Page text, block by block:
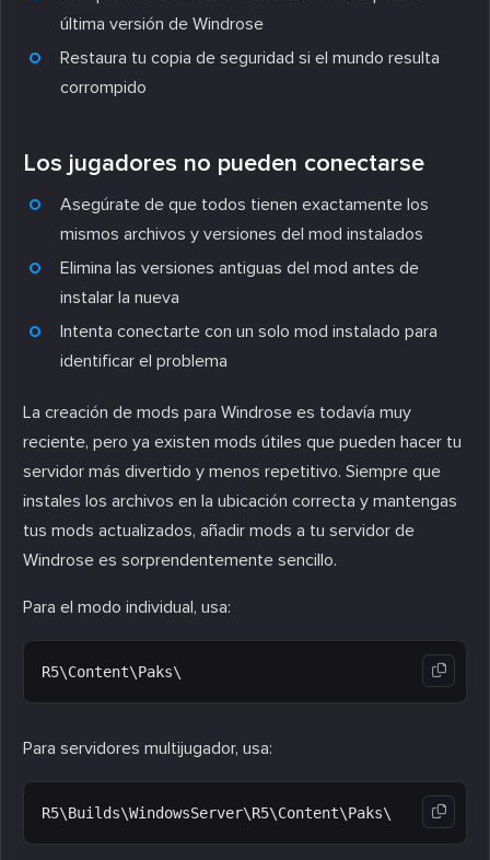
última versión de Windrose
Restaura tu copia de seguridad si el mundo resulta
corrompido
Los jugadores no pueden conectarse
Asegúrate de que todos tienen exactamente los
mismos archivos y versiones del mod instalados
Elimina las versiones antiguas del mod antes de
instalar la nueva
Intenta conectarte con un solo mod instalado para
identificar el problema
La creación de mods para Windrose es todavía muy
reciente, pero ya existen mods útiles que pueden hacer tu
servidor más divertido y menos repetitivo. Siempre que
instales los archivos en la ubicación correcta y mantengas
tus mods actualizados, añadir mods a tu servidor de
Windrose es sorprendentemente sencillo.
Para el modo individual, usa:
Para servidores multijugador, usa: